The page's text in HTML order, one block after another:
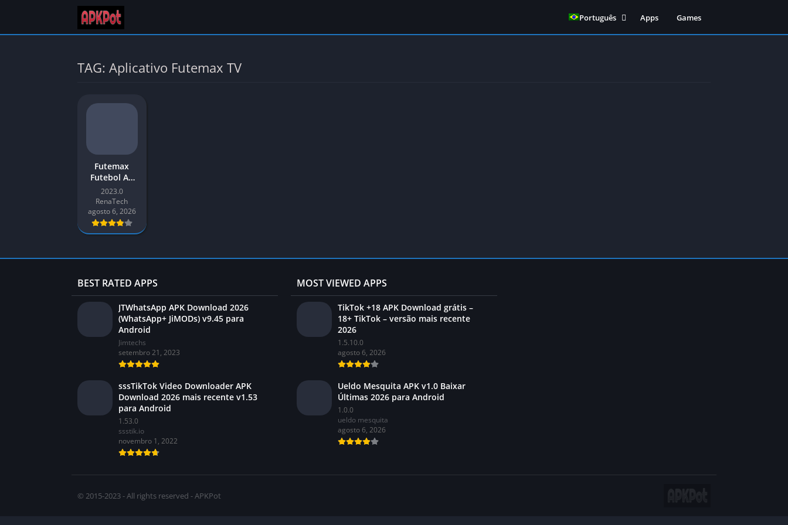
Português
English(Inglês)
Apps Games
TAG: Aplicativo Futemax TV
Futemax
Futebol Ao
Vivo 2026
Baixar APK
para
Android
2023.0
RenaTech
agosto 6, 2026
BEST RATED APPS
JTWhatsApp APK Download 2026
(WhatsApp+ JiMODs) v9.45 para
Android
Jimtechs
setembro 21, 2023
sssTikTok Video Downloader APK
Download 2026 mais recente v1.53
para Android
1.53.0
ssstik.io
novembro 1, 2022
MOST VIEWED APPS
TikTok +18 APK Download grátis –
18+ TikTok – versão mais recente
2026
1.5.10.0
agosto 6, 2026
Ueldo Mesquita APK v1.0 Baixar
Últimas 2026 para Android
1.0.0
ueldo mesquita
agosto 6, 2026
© 2015-2023 - All rights reserved - APKPot